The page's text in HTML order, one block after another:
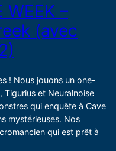
WEEK –
(avec
! Nous jouons un one-
Tigurius et Neuralnoise
qui enquête à Cave
mystérieuses. Nos
qui est prêt à